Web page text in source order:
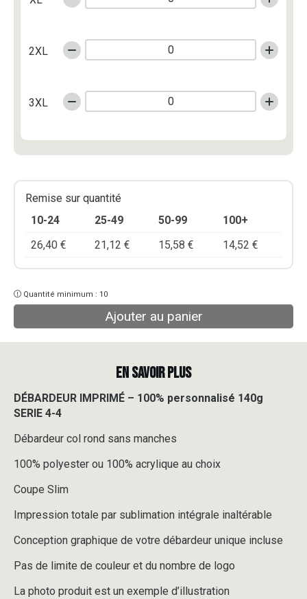
2XL
3XL
Remise sur quantité
10-24
25-49 50-99
100+
26,40 € 21,12 € 15,58 € 14,52 €
Quantité minimum : 10
Ajouter au panier
EN SAVOIR PLUS
DÉBARDEUR IMPRIMÉ – 100% personnalisé 140g
SERIE 4-4
Débardeur col rond sans manches
100% polyester ou 100% acrylique au choix
Coupe Slim
Impression totale par sublimation intégrale inaltérable
Conception graphique de votre débardeur unique incluse
Pas de limite de couleur et du nombre de logo
La photo produit est un exemple d’illustration